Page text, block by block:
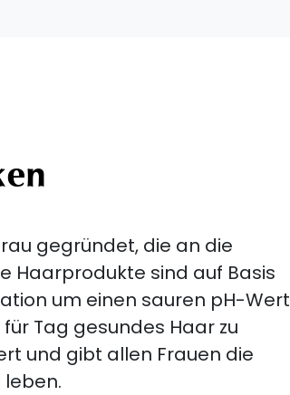
gegründet, die an die
Haarprodukte sind auf Basis
um einen sauren pH-Wert
Tag gesundes Haar zu
und gibt allen Frauen die
leben.